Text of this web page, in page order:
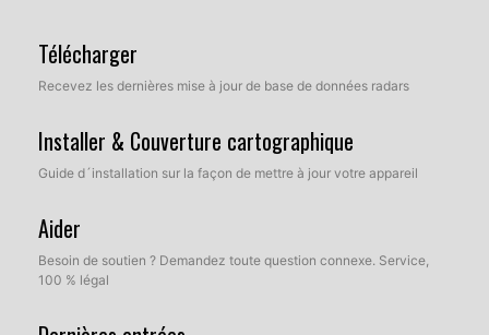
Télécharger
Recevez les dernières mise à jour de base de données radars
Installer & Couverture cartographique
Guide d´installation sur la façon de mettre à jour votre appareil
Aider
Besoin de soutien ? Demandez toute question connexe. Service,
100 % légal